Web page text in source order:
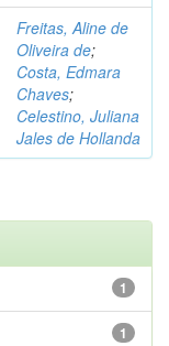
Freitas, Aline de
Oliveira de;
Costa, Edmara
Chaves;
Celestino, Juliana
Jales de Hollanda
1
1